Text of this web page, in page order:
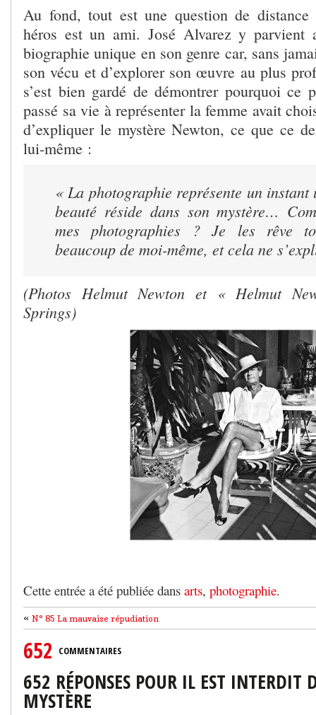
Au fond, tout est une question de
héros est un ami. José Alvarez y parvient
biographie unique en son genre car, sans
son vécu et d’explorer son œuvre au plus
s’est bien gardé de démontrer pourquoi ce
passé sa vie à représenter la femme avait
d’expliquer le mystère Newton, ce que ce
lui-même :
« La photographie représente un instant
beauté réside dans son mystère…
mes photographies ? Je les rêve
beaucoup de moi-même, et cela ne
(Photos Helmut Newton et « Helmut
Springs)
Cette entrée a été publiée dans arts, photographie.
« N° 85 La mauvaise répudiation
652 COMMENTAIRES
652 RÉPONSES POUR IL EST INTERDIT
MYSTÈRE